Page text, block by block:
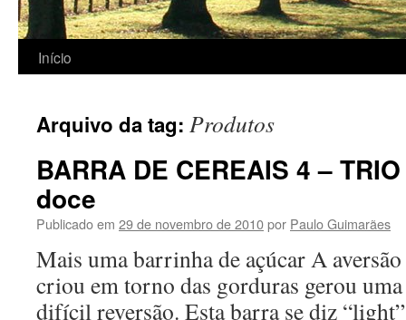
Pular
conteúdo
Início
Arquivo da tag: Produtos
BARRA DE CEREAIS 4 –
doce
Publicado em 29 de novembro de 2010por Paulo Guimarães
Mais uma barrinha de açúcar A
criou em torno das gorduras gerou
difícil reversão. Esta barra se diz